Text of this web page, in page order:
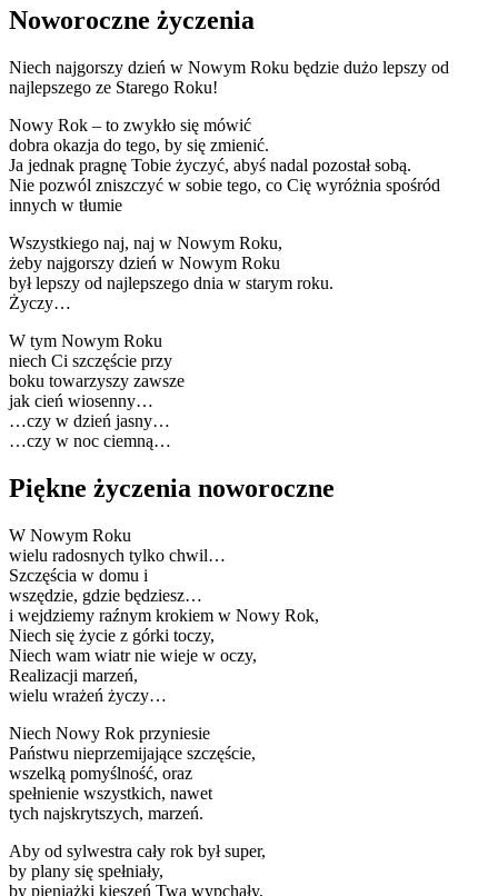
Noworoczne życzenia
Niech najgorszy dzień w Nowym Roku będzie dużo lepszy od
najlepszego ze Starego Roku!
Nowy Rok – to zwykło się mówić
dobra okazja do tego, by się zmienić.
Ja jednak pragnę Tobie życzyć, abyś nadal pozostał sobą.
Nie pozwól zniszczyć w sobie tego, co Cię wyróżnia spośród
innych w tłumie
Wszystkiego naj, naj w Nowym Roku,
żeby najgorszy dzień w Nowym Roku
był lepszy od najlepszego dnia w starym roku.
Życzy…
W tym Nowym Roku
niech Ci szczęście przy
boku towarzyszy zawsze
jak cień wiosenny…
…czy w dzień jasny…
…czy w noc ciemną…
Piękne życzenia noworoczne
W Nowym Roku
wielu radosnych tylko chwil…
Szczęścia w domu i
wszędzie, gdzie będziesz…
i wejdziemy raźnym krokiem w Nowy Rok,
Niech się życie z górki toczy,
Niech wam wiatr nie wieje w oczy,
Realizacji marzeń,
wielu wrażeń życzy…
Niech Nowy Rok przyniesie
Państwu nieprzemijające szczęście,
wszelką pomyślność, oraz
spełnienie wszystkich, nawet
tych najskrytszych, marzeń.
Aby od sylwestra cały rok był super,
by plany się spełniały,
by pieniążki kieszeń Twą wypchały,